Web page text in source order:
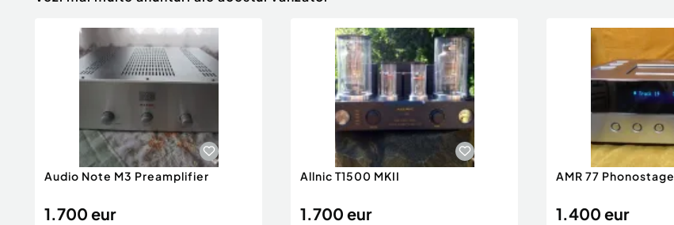
Audio Note M3 Preamplifier
1.700 eur
Allnic T1500 MKII
1.700 eur
AMR 77 Phonostage
1.400 eur